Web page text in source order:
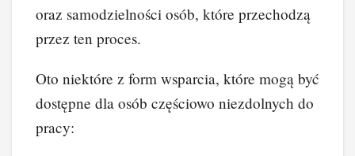
oraz samodzielności osób, które przechodzą
przez ten proces.
Oto niektóre z form wsparcia, które mogą być
dostępne dla osób częściowo niezdolnych do
pracy: